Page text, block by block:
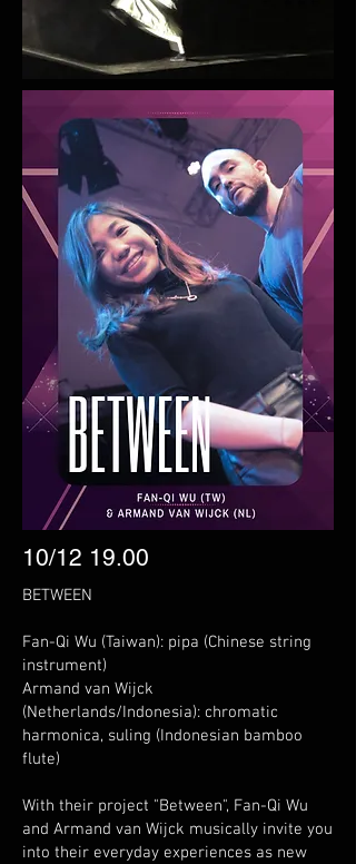
10/12 19.00
BETWEEN
Fan-Qi Wu (Taiwan): pipa (Chinese string
instrument)
Armand van Wijck
(Netherlands/Indonesia): chromatic
harmonica, suling (Indonesian bamboo
flute)
With their project "Between", Fan-Qi Wu
and Armand van Wijck musically invite you
into their everyday experiences as new